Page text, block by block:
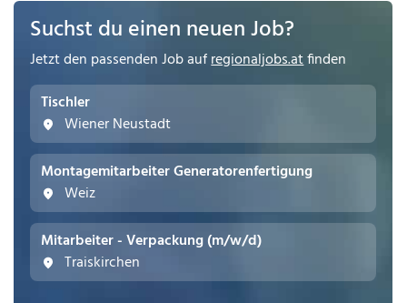
Suchst du einen neuen Job?
Jetzt den passenden Job aufregionaljobs.atfinden
Tischler
Wiener Neustadt
Montagemitarbeiter Generatorenfertigung
Weiz
Mitarbeiter - Verpackung (m/w/d)
Traiskirchen